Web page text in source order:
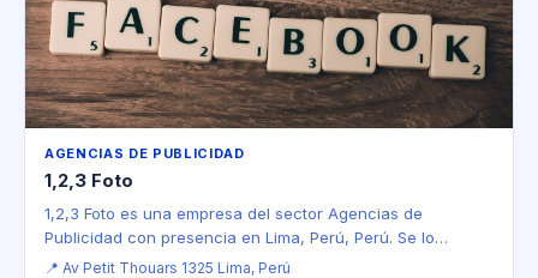
AGENCIAS DE PUBLICIDAD
1,2,3 Foto
1,2,3 Foto es una empresa del sector Agencias de
Publicidad con presencia en Lima, Perú, Perú. Se lo…
📍 Av Petit Thouars 1325 Lima, Perú